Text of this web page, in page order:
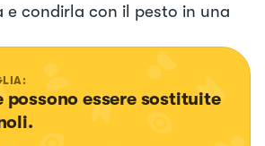
e condirla con il pesto in una
possono essere sostituite